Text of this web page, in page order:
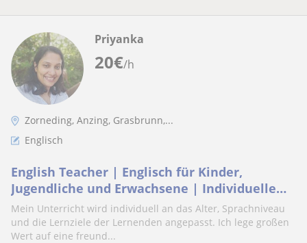
20€/h
Priyanka
Zorneding, Anzing, Grasbrunn,...
Englisch
English Teacher | Englisch für Kinder,
Jugendliche und Erwachsene | Individuelle
Sprachförderung
Mein Unterricht wird individuell an das Alter, Sprachniveau
und die Lernziele der Lernenden angepasst. Ich lege großen
Wert auf eine freund...